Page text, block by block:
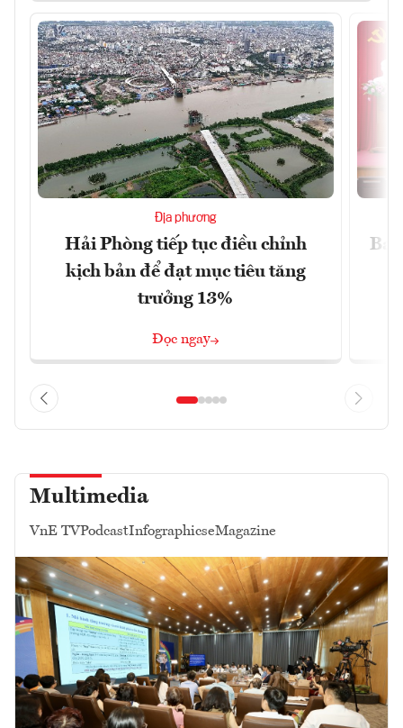
Địa phương
Hải Phòng tiếp tục điều chỉnh
kịch bản để đạt mục tiêu tăng
trưởng 13%
Đọc ngay
Ba
Multimedia
VnE TVPodcastInfographicseMagazine